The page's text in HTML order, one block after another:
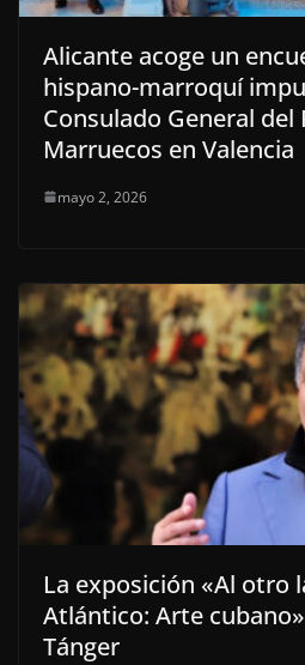
Alicante acoge un
hispano-marroquí
Consulado General del
Marruecos en Valencia
mayo 2, 2026
La exposición «Al otro
Atlántico: Arte
Tánger